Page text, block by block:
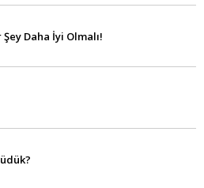
Daha İyi Olmalı!